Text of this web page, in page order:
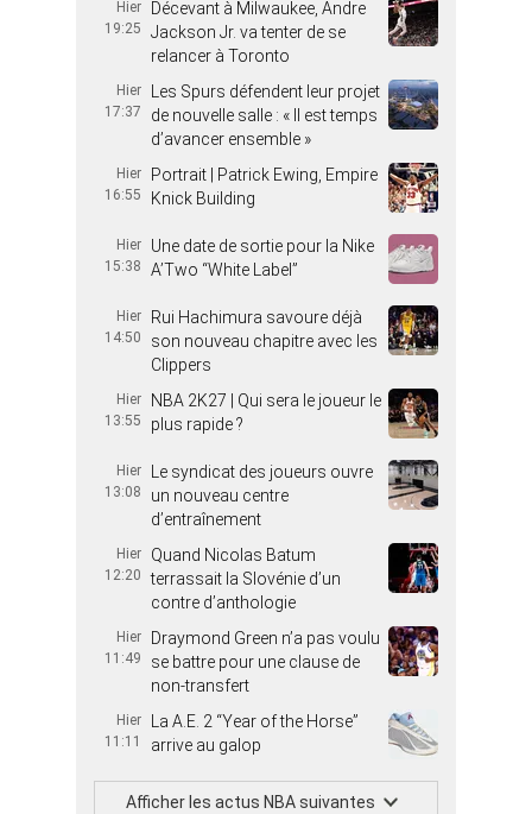
Hier
19:25
Décevant à Milwaukee, Andre
Jackson Jr. va tenter de se
relancer à Toronto
Hier
17:37
Les Spurs défendent leur projet
de nouvelle salle : « Il est temps
d’avancer ensemble »
Hier
16:55
Portrait | Patrick Ewing, Empire
Knick Building
Hier
15:38
Une date de sortie pour la Nike
A’Two “White Label”
Hier
14:50
Rui Hachimura savoure déjà
son nouveau chapitre avec les
Clippers
Hier
13:55
NBA 2K27 | Qui sera le joueur le
plus rapide ?
Hier
13:08
Le syndicat des joueurs ouvre
un nouveau centre
d’entraînement
Hier
12:20
Quand Nicolas Batum
terrassait la Slovénie d’un
contre d’anthologie
Hier
11:49
Draymond Green n’a pas voulu
se battre pour une clause de
non-transfert
Hier
11:11
La A.E. 2 “Year of the Horse”
arrive au galop
Afficher les actus NBA suivantes